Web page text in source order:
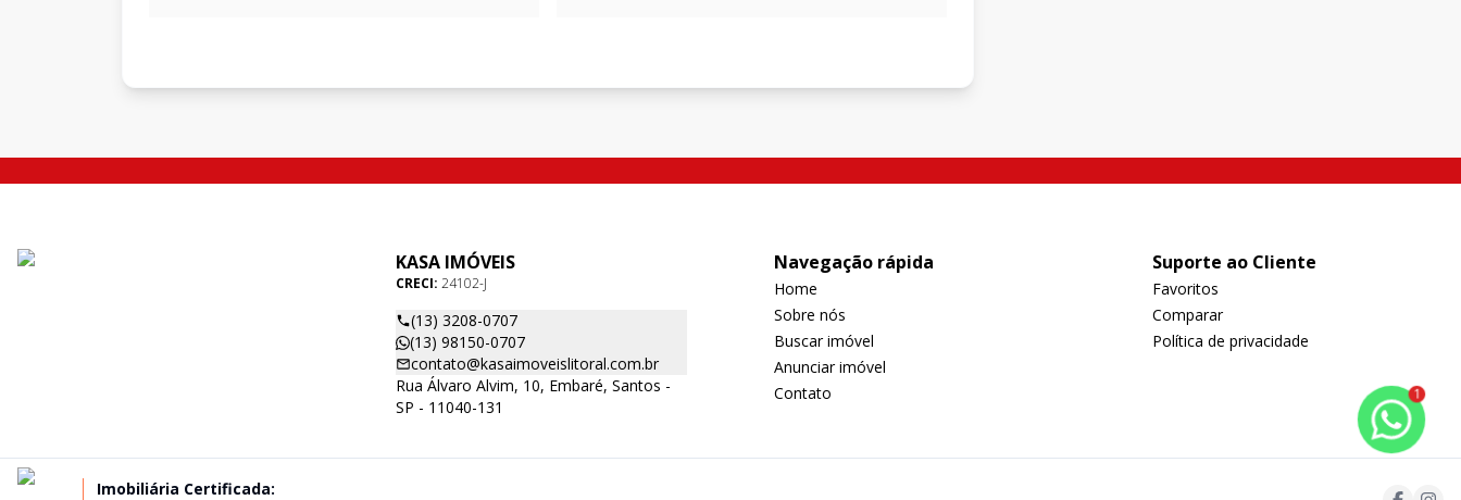
KASA IMÓVEIS
CRECI: 24102-J
(13) 3208-0707
(13) 98150-0707
contato@kasaimoveislitoral.com.br
Rua Álvaro Alvim, 10, Embaré, Santos -
SP - 11040-131
Navegação rápida
Home
Sobre nós
Buscar imóvel
Anunciar imóvel
Contato
Suporte ao Cliente
Favoritos
Comparar
Política de privacidade
Imobiliária Certificada:
1